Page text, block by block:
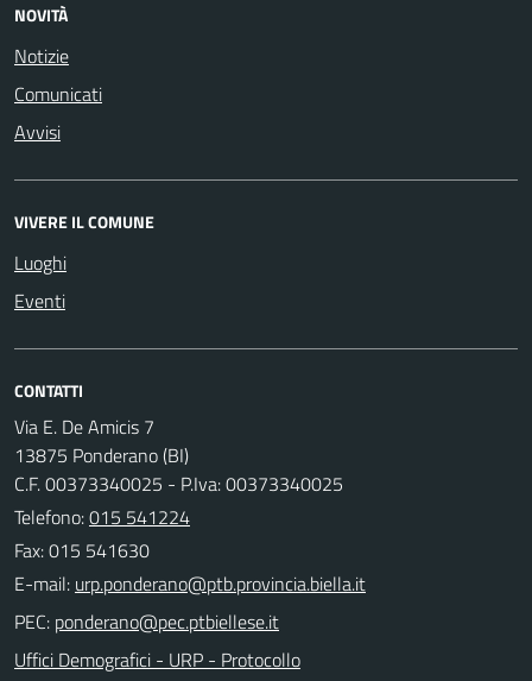
NOVITÀ
Notizie
Comunicati
Avvisi
VIVERE IL COMUNE
Luoghi
Eventi
CONTATTI
Via E. De Amicis 7
13875 Ponderano (BI)
C.F. 00373340025 - P.Iva: 00373340025
Telefono:015 541224
Fax: 015 541630
E-mail:
PEC:
Uffici Demografici - URP - Protocollo